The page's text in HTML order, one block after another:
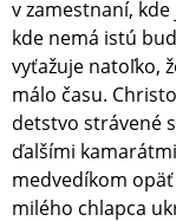
v zamestnaní,
kde nemá istú
vyťažuje natoľko,
málo času.
detstvo strávené
ďalšími
medvedíkom
milého chlapca